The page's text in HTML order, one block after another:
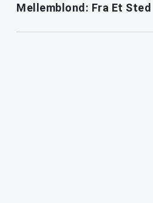
Mellemblond: Fra Et Sted